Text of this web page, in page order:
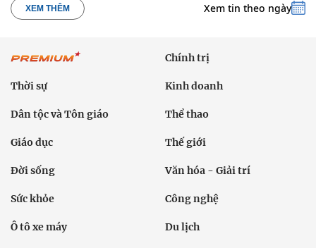
XEM THÊM Xem tin theo ngày
Chính trị
Thời sự Kinh doanh
Dân tộc và Tôn giáo Thể thao
Giáo dục Thế giới
Đời sống Văn hóa - Giải trí
Sức khỏe Công nghệ
Ô tô xe máy Du lịch